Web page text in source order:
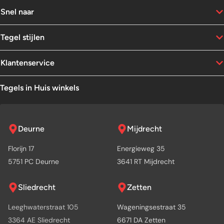
Snel naar
Tegel stijlen
Klantenservice
Tegels in Huis winkels
Deurne
Florijn 17
5751 PC Deurne
Mijdrecht
Energieweg 35
3641 RT Mijdrecht
Sliedrecht
Leeghwaterstraat 105
3364 AE Sliedrecht
Zetten
Wageningsestraat 35
6671 DA Zetten